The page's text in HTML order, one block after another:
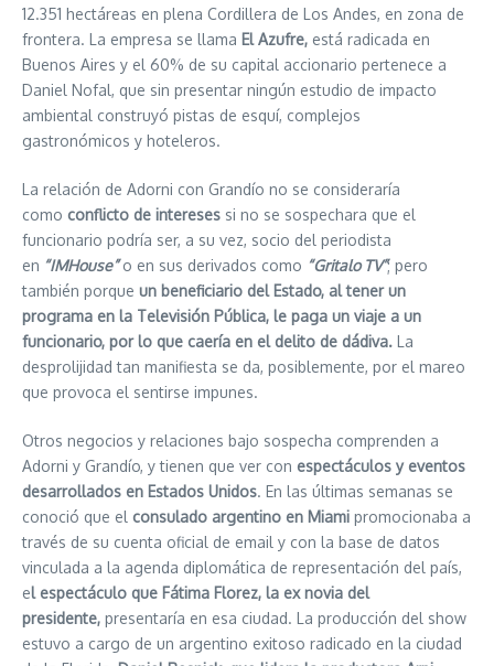
12.351 hectáreas en plena Cordillera de Los Andes, en zona de
frontera. La empresa se llama El Azufre, está radicada en
Buenos Aires y el 60% de su capital accionario pertenece a
Daniel Nofal, que sin presentar ningún estudio de impacto
ambiental construyó pistas de esquí, complejos
gastronómicos y hoteleros.
La relación de Adorni con Grandío no se consideraría
como conflicto de intereses si no se sospechara que el
funcionario podría ser, a su vez, socio del periodista
en “IMHouse”o en sus derivados como “Gritalo TV”; pero
también porque un beneficiario del Estado, al tener un
programa en la Televisión Pública, le paga un viaje a un
funcionario, por lo que caería en el delito de dádiva. La
desprolijidad tan manifiesta se da, posiblemente, por el mareo
que provoca el sentirse impunes.
Otros negocios y relaciones bajo sospecha comprenden a
Adorni y Grandío, y tienen que ver con espectáculos y eventos
desarrollados en Estados Unidos. En las últimas semanas se
conoció que el consulado argentino en Miami promocionaba a
través de su cuenta oficial de email y con la base de datos
vinculada a la agenda diplomática de representación del país,
el espectáculo que Fátima Florez, la ex novia del
presidente, presentaría en esa ciudad. La producción del show
estuvo a cargo de un argentino exitoso radicado en la ciudad